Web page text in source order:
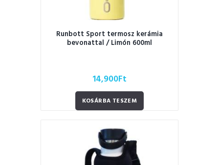
Runbott Sport termosz kerámia
bevonattal / Limón 600ml
14,900Ft
KOSÁRBA TESZEM